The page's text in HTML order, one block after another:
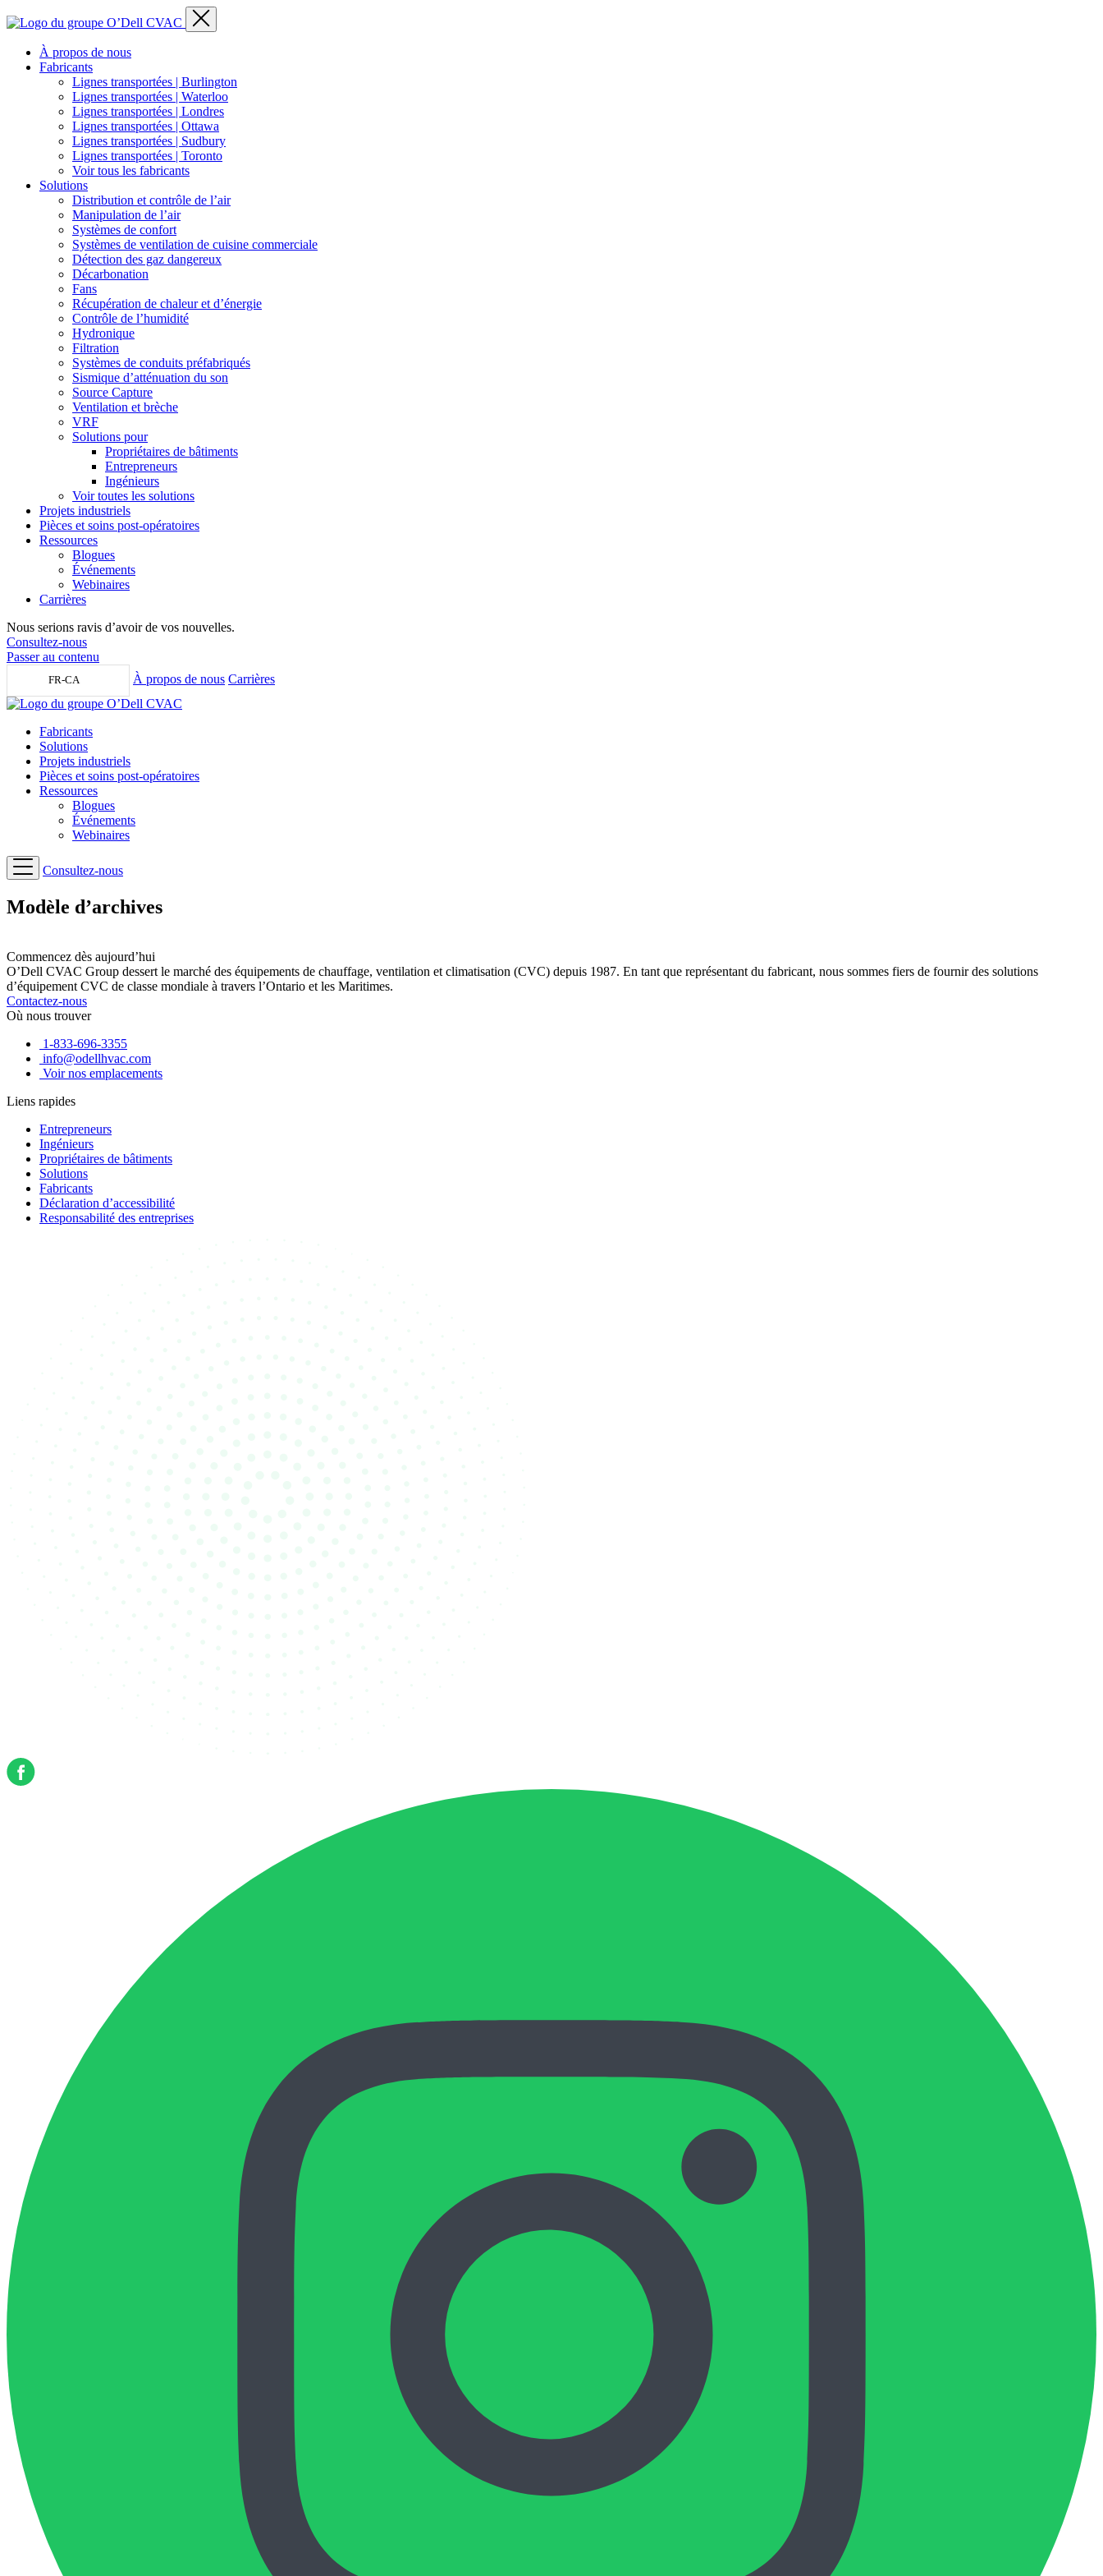
À propos de nous
Fabricants
Lignes transportées | Burlington
Lignes transportées | Waterloo
Lignes transportées | Londres
Lignes transportées | Ottawa
Lignes transportées | Sudbury
Lignes transportées | Toronto
Voir tous les fabricants
Solutions
Distribution et contrôle de l’air
Manipulation de l’air
Systèmes de confort
Systèmes de ventilation de cuisine commerciale
Détection des gaz dangereux
Décarbonation
Fans
Récupération de chaleur et d’énergie
Contrôle de l’humidité
Hydronique
Filtration
Systèmes de conduits préfabriqués
Sismique d’atténuation du son
Source Capture
Ventilation et brèche
VRF
Solutions pour
Propriétaires de bâtiments
Entrepreneurs
Ingénieurs
Voir toutes les solutions
Projets industriels
Pièces et soins post-opératoires
Ressources
Blogues
Événements
Webinaires
Carrières
Nous serions ravis d’avoir de vos nouvelles.
Consultez-nous
Passer au contenu
FR-CA À propos de nous Carrières
Fabricants
Solutions
Projets industriels
Pièces et soins post-opératoires
Ressources
Blogues
Événements
Webinaires
Consultez-nous
Modèle d’archives
Commencez dès aujourd’hui
O’Dell CVAC Group dessert le marché des équipements de chauffage, ventilation et climatisation (CVC) depuis 1987. En tant que représentant du fabricant, nous sommes fiers de fournir des solutions
d’équipement CVC de classe mondiale à travers l’Ontario et les Maritimes.
Contactez-nous
Où nous trouver
1-833-696-3355
info@odellhvac.com
Voir nos emplacements
Liens rapides
Entrepreneurs
Ingénieurs
Propriétaires de bâtiments
Solutions
Fabricants
Déclaration d’accessibilité
Responsabilité des entreprises